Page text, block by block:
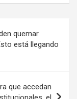
quemar
está llegando
que accedan